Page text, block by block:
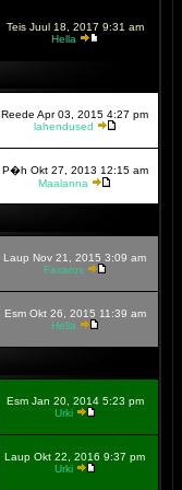
Teis Juul 18, 2017 9:31 am
Hella
Reede Apr 03, 2015 4:27 pm
lahendused
P�h Okt 27, 2013 12:15 am
Maalanna
Laup Nov 21, 2015 3:09 am
Faxaros
Esm Okt 26, 2015 11:39 am
Hella
Esm Jan 20, 2014 5:23 pm
Urki
Laup Okt 22, 2016 9:37 pm
Urki